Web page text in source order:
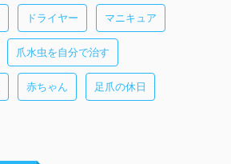
ドライヤー マニキュア
爪水虫を自分で治す
赤ちゃん 足爪の休日